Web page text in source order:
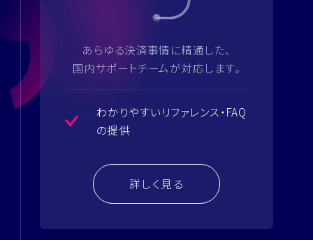
あらゆる決済事情に精通した、
国内サポートチームが対応します。
わかりやすいリファレンス・FAQ
の提供
詳しく見る